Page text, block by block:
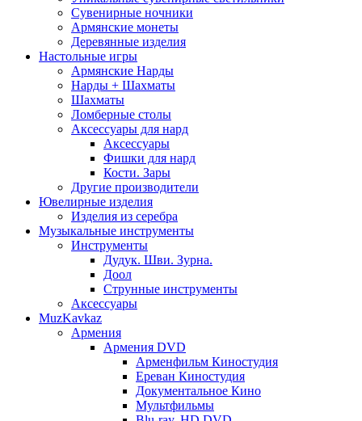
Сувенирные ночники
Армянские монеты
Деревянные изделия
Настольные игры
Армянские Нарды
Нарды + Шахматы
Шахматы
Ломберные столы
Аксессуары для нард
Аксессуары
Фишки для нард
Кости. Зары
Другие производители
Ювелирные изделия
Изделия из серебра
Музыкальные инструменты
Инструменты
Дудук. Шви. Зурна.
Доол
Струнные инструменты
Аксессуары
MuzKavkaz
Армения
Армения DVD
Арменфильм Киностудия
Ереван Киностудия
Документальное Кино
Мультфильмы